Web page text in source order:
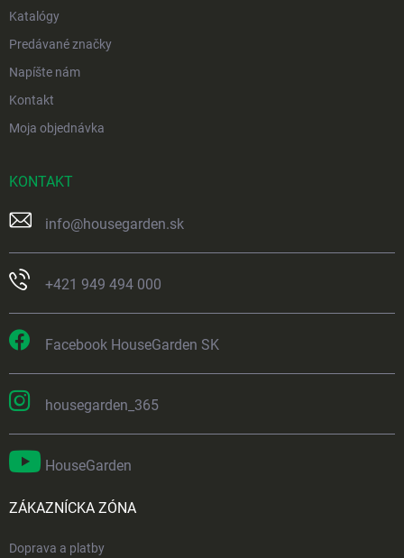
Katalógy
Predávané značky
Napíšte nám
Kontakt
Moja objednávka
KONTAKT
info@housegarden.sk
+421 949 494 000
Facebook HouseGarden SK
housegarden_365
HouseGarden
ZÁKAZNÍCKA ZÓNA
Doprava a platby